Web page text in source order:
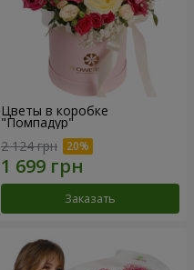
Цветы в коробке
"Помпадур"
2 124 грн
Заказать